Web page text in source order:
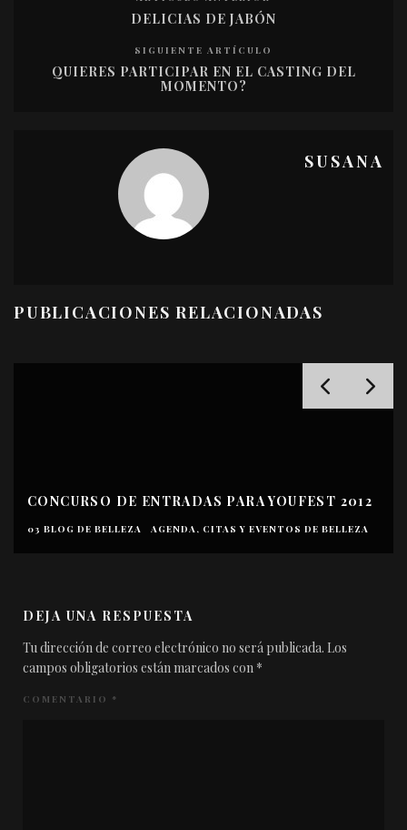
DELICIAS DE JABÓN
SIGUIENTE ARTÍCULO
QUIERES PARTICIPAR EN EL CASTING DEL
MOMENTO?
SUSANA
PUBLICACIONES RELACIONADAS
CONCURSO DE ENTRADAS PARA YOUFEST 2012
03 BLOG DE BELLEZA AGENDA, CITAS Y EVENTOS DE BELLEZA
DEJA UNA RESPUESTA
Tu dirección de correo electrónico no será publicada. Los
campos obligatorios están marcados con *
COMENTARIO *